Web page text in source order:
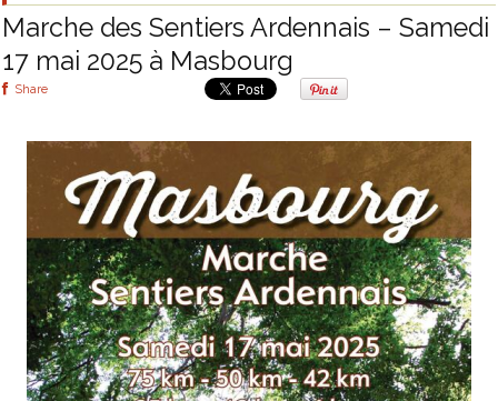
Marche des Sentiers Ardennais – Samedi
17 mai 2025 à Masbourg
Share